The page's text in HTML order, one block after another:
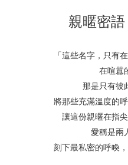
親暱密
「這些名字，只有
在喧囂
那是只有彼
將那些充滿溫度的
讓這份親暱在指
愛稱是兩
刻下最私密的呼喚